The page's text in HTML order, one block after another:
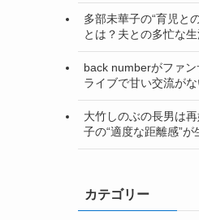
多部未華子の“育児と
とは？夫との多忙な
back numberがファ
ライブで甘い交流が
大竹しのぶの長男は
子の“適度な距離感”が
カテゴリー